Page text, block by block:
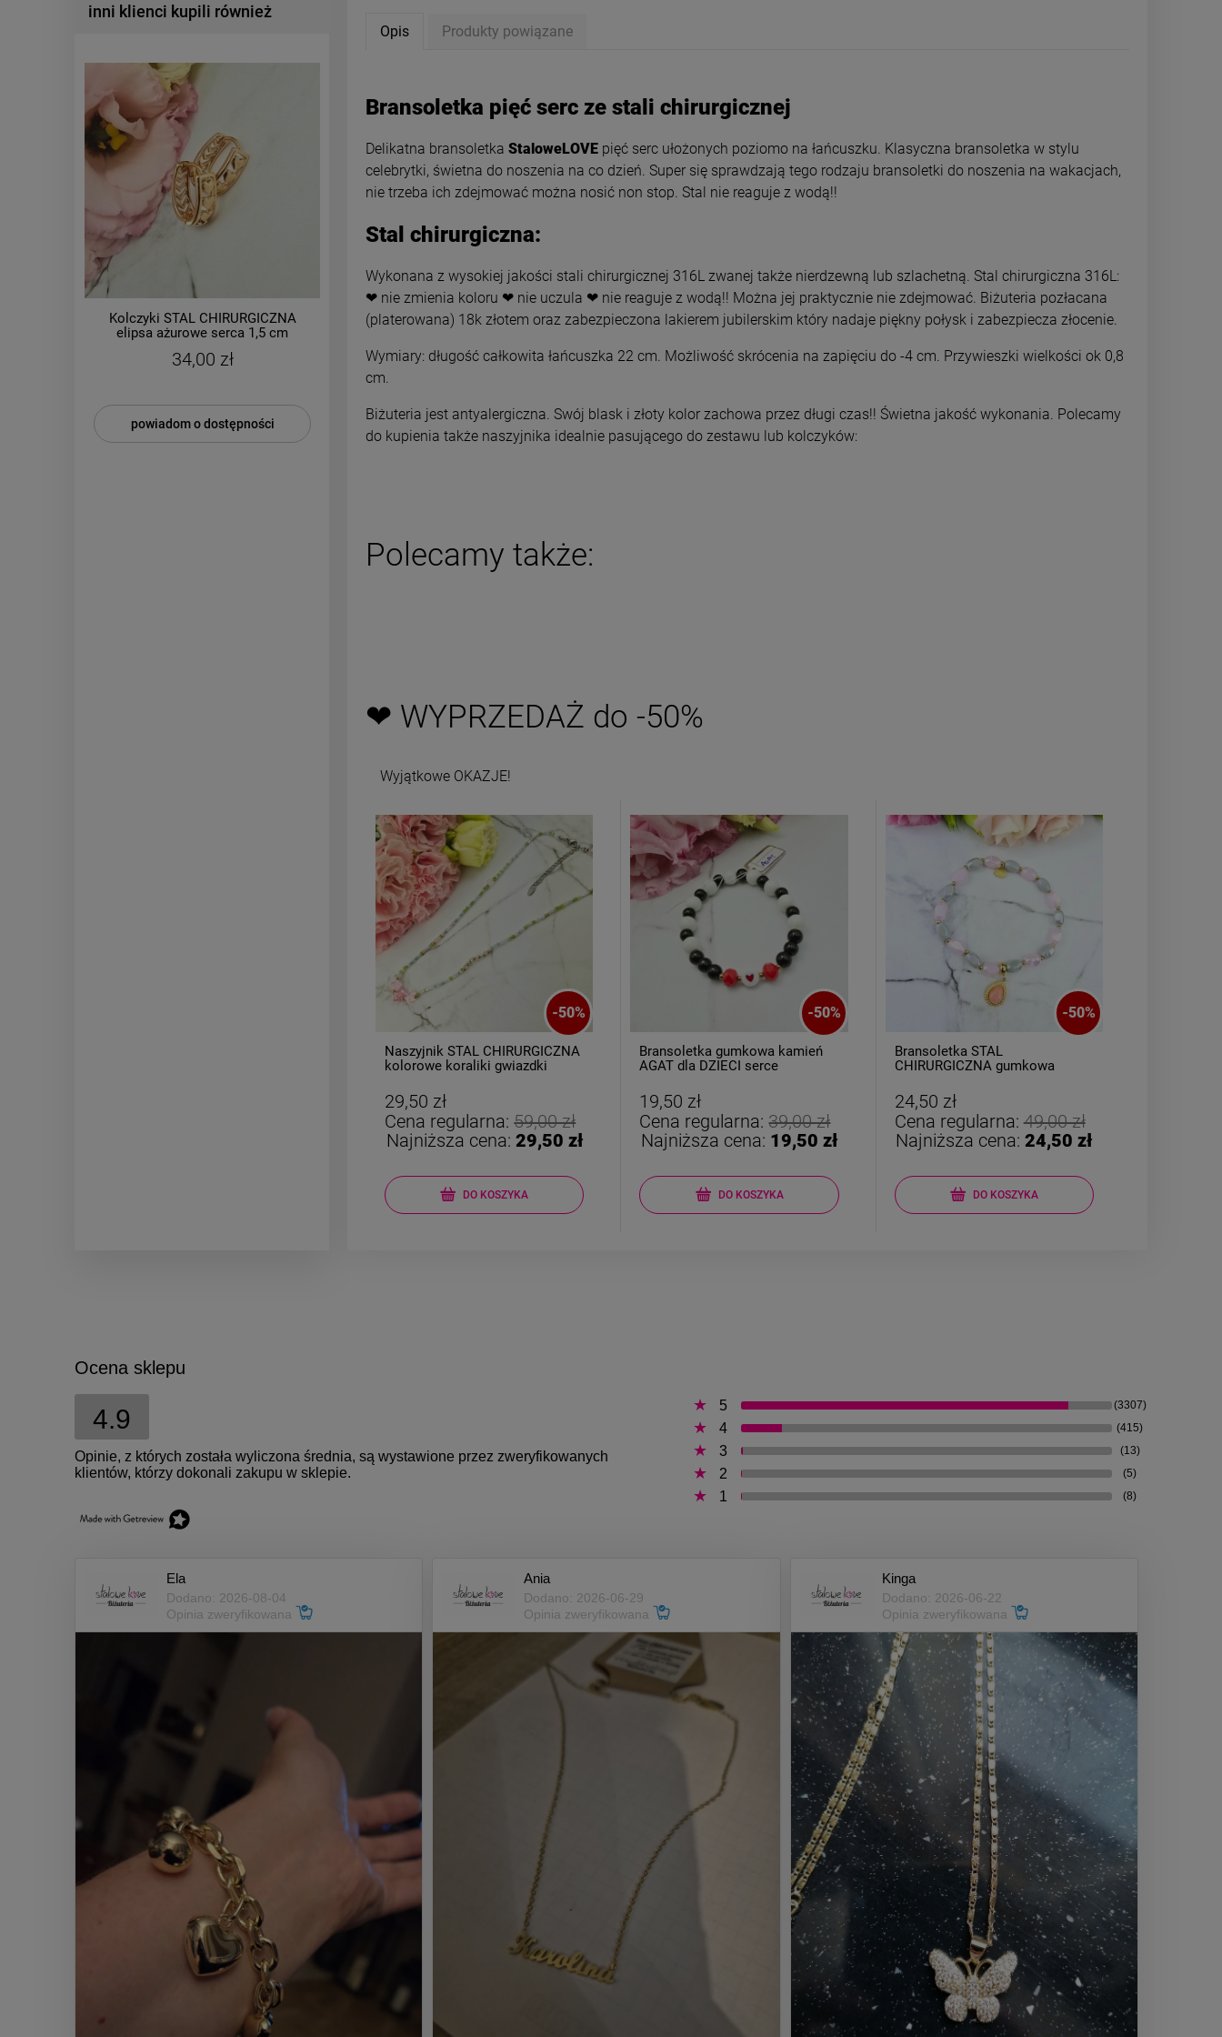
inni klienci kupili również
Kolczyki STAL CHIRURGICZNA
elipsa ażurowe serca 1,5 cm
34,00 zł
powiadom o dostępności
Bransoletka STAL CHIRURGICZNA
gumkowa medalion łezka różowa
24,50 zł
Najniższa cena:24,50 zł
Kolczyki STAL CHIRURGICZNA
złota elipsa delikatna 1,5 cm
29,00 zł
powiadom o dostępności
Kolczyki STAL CHIRURGICZNA
kryształki opalizujące 0,4 cm
29,00 zł
powiadom o dostępności
Opis Produkty powiązane
Bransoletka pięć serc ze stali chirurgicznej
Delikatna bransoletka StaloweLOVE pięć serc ułożonych poziomo na łańcuszku. Klasyczna bransoletka w stylu
celebrytki, świetna do noszenia na co dzień. Super się sprawdzają tego rodzaju bransoletki do noszenia na wakacjach,
nie trzeba ich zdejmować można nosić non stop. Stal nie reaguje z wodą!!
Stal chirurgiczna:
Wykonana z wysokiej jakości stali chirurgicznej 316L zwanej także nierdzewną lub szlachetną. Stal chirurgiczna 316L:
❤ nie zmienia koloru ❤ nie uczula ❤ nie reaguje z wodą!! Można jej praktycznie nie zdejmować. Biżuteria pozłacana
(platerowana) 18k złotem oraz zabezpieczona lakierem jubilerskim który nadaje piękny połysk i zabezpiecza złocenie.
Wymiary: długość całkowita łańcuszka 22 cm. Możliwość skrócenia na zapięciu do -4 cm. Przywieszki wielkości ok 0,8
cm.
Biżuteria jest antyalergiczna. Swój blask i złoty kolor zachowa przez długi czas!! Świetna jakość wykonania. Polecamy
do kupienia także naszyjnika idealnie pasującego do zestawu lub kolczyków:
Polecamy także:
❤ WYPRZEDAŻ do -50%
Wyjątkowe OKAZJE!
-50%
Naszyjnik STAL CHIRURGICZNA
kolorowe koraliki gwiazdki
29,50 zł
Cena regularna:59,00 zł
Najniższa cena: 29,50 zł
DO KOSZYKA
-50%
Bransoletka gumkowa kamień
AGAT dla DZIECI serce
19,50 zł
Cena regularna:39,00 zł
Najniższa cena: 19,50 zł
DO KOSZYKA
-50%
Bransoletka STAL
CHIRURGICZNA gumkowa
24,50 zł
Cena regularna: 49,00 zł
Najniższa cena:24,50 zł
DO KOSZYKA
Ocena sklepu
4.9
Opinie, z których została wyliczona średnia, są wystawione przez zweryfikowanych
klientów, którzy dokonali zakupu w sklepie.
5 (3307)
4 (415)
3 (13)
2 (5)
1 (8)
Ela
Dodano: 2026-08-04
Opinia zweryfikowana
Ania
Dodano: 2026-06-29
Opinia zweryfikowana
Kinga
Dodano: 2026-06-22
Opinia zweryfikowana